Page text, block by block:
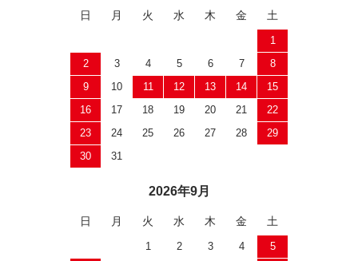
日 月 火 水 木 金 土
1
2
3 4 5 6 7
8
9
10 11 12 13 14
15
16
17 18 19 20 21
22
23
24 25 26 27 28
29
30
31
2026年9月
日 月 火 水 木 金 土
1 2 3 4
5